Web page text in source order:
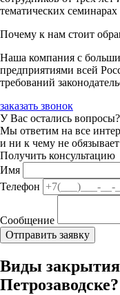
тематических
Почему к нам стоит
Наша компания с
предприятиями всей
требований
заказать звонок
У Вас остались вопросы?
Мы ответим на все
и ни к чему не обязывает
Получить консультацию
Имя
Телефон
Сообщение
Виды закрытия
Петрозаводске?